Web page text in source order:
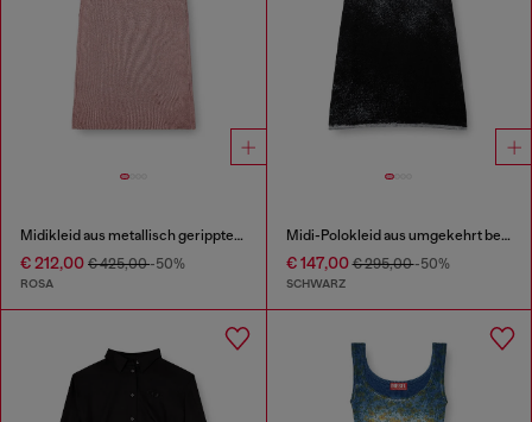
Midikleid aus metallisch geripptem Strick
€ 212,00 € 425,00-50%
ROSA
Midi-Polokleid aus umgekehrt bedrucktem Strick
€ 147,00€ 295,00-50%
SCHWARZ